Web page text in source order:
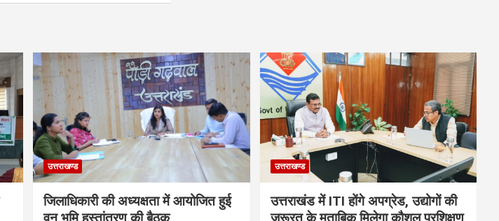
उत्तराखण्ड
जिलाधिकारी की अध्यक्षता में आयोजित हुई
वन भूमि हस्तांतरण की बैठक
उत्तराखण्ड
उत्तराखंड में ITI होंगे अपग्रेड, उद्योगों की
जरूरत के मुताबिक मिलेगा कौशल प्रशिक्षण